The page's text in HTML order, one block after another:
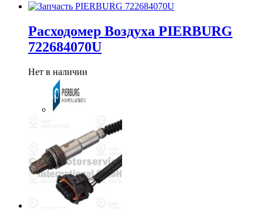
Расходомер Воздуха PIERBURG
722684070U
Нет в наличии